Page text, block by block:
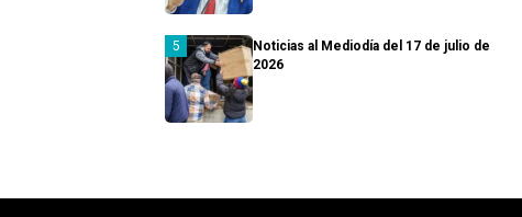
Noticias al Mediodía del 17 de julio de
2026